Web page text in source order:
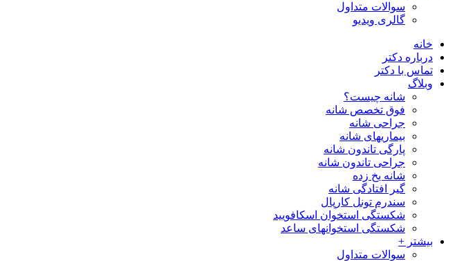
سوالات متداول
گالری ویدیو
خانه
درباره دکتر
تماس با دکتر
وبلاگ
شانه چیست؟
فوق تخصص شانه
جراحی شانه
بیماریهای شانه
پارگی تاندون شانه
جراحی تاندون شانه
شانه یخ زده
گیر افتادگی شانه
سندرم تونل كارپال
شکستگی استخوان اسکافویید
شکستگی استخوانهای ساعد
بیشتر +
سوالات متداول